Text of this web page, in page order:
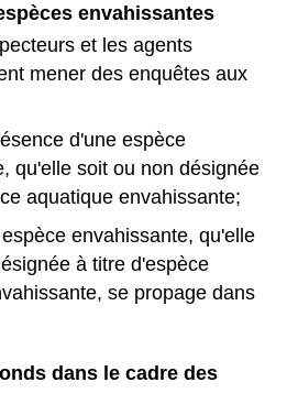
envahissantes
et les agents
mener des enquêtes aux
d'une espèce
qu'elle soit ou non désignée
aquatique envahissante;
envahissante, qu'elle
à titre d'espèce
se propage dans
dans le cadre des